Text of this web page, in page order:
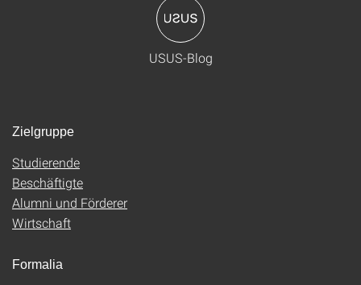
USUS-Blog
Zielgruppe
Studierende
Beschäftigte
Alumni und Förderer
Wirtschaft
Formalia